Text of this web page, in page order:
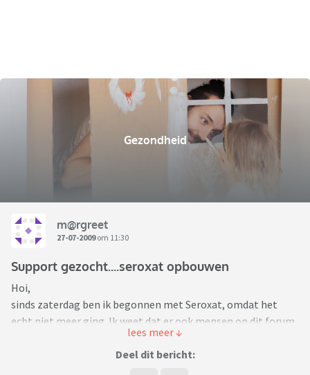
Gezondheid
m@rgreet
27-07-2009om 11:30
Support gezocht....seroxat opbouwen
Hoi,
sinds zaterdag ben ik begonnen met Seroxat, omdat het
echt niet meer ging. Ik weet dat er ook mensen op dit forum
zijn die hier niet voor zouden kiezen, maar ik zoek op dit
moment support, want het valt me erg zwaar, terwijl ik nog
Deel dit bericht: